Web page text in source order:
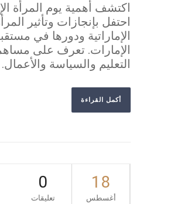
اكتشف أهمية يوم المرأة
احتفل بإنجازات وتأثير
الإماراتية ودورها في
الإمارات. تعرف على
التعليم والسياسة والأعمال.
أكمل القراءة
18
أغسطس
0
تعليقات